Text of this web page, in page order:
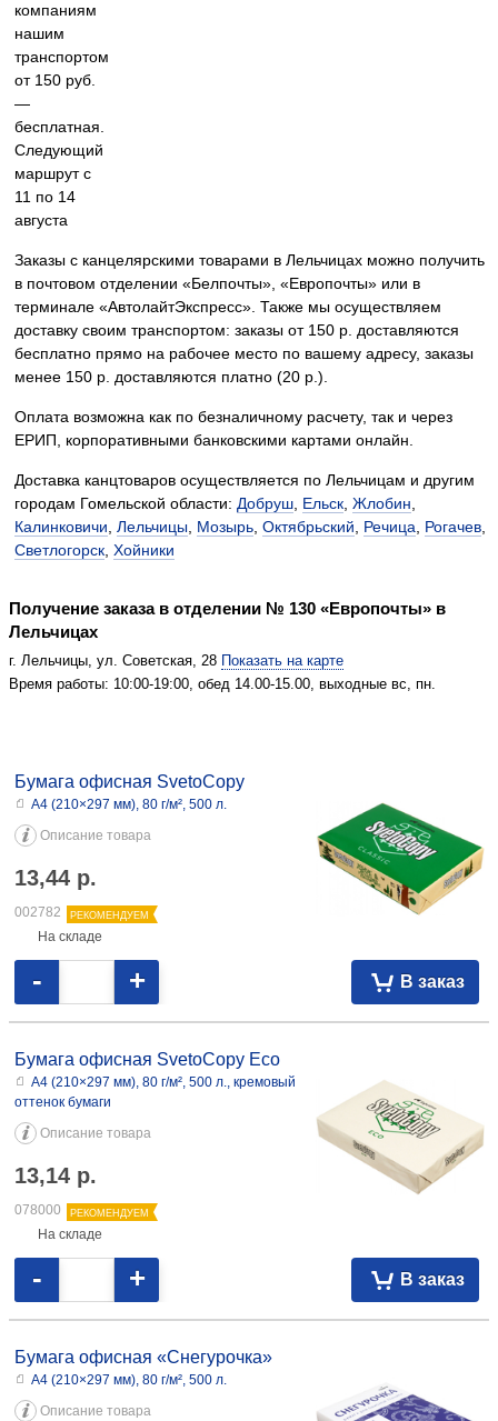
компаниям
нашим
транспортом
от 150 руб.
—
бесплатная.
Следующий
маршрут с
11 по 14
августа
Заказы с канцелярскими товарами в Лельчицах можно получить
в почтовом отделении «Белпочты», «Европочты» или в
терминале «АвтолайтЭкспресс». Также мы осуществляем
доставку своим транспортом: заказы от 150 р. доставляются
бесплатно прямо на рабочее место по вашему адресу, заказы
менее 150 р. доставляются платно (20 р.).
Оплата возможна как по безналичному расчету, так и через
ЕРИП, корпоративными банковскими картами онлайн.
Доставка канцтоваров осуществляется по Лельчицам и другим
городам Гомельской области: Добруш Ельск Жлобин
Калинковичи Лельчицы Мозырь Октябрьский Речица Рогачев
Светлогорск Хойники
Получение заказа в отделении № 130 «Европочты» в
Лельчицах
г. Лельчицы, ул. Советская, 28 Показать на карте
Время работы: 10:00-19:00, обед 14.00-15.00, выходные вс, пн.
Бумага офисная SvetoCopy
А4 (210×297 мм), 80 г/м², 500 л.
Описание товара
13,44 р.
002782 РЕКОМЕНДУЕМ
На складе
В заказ
- +
Бумага офисная SvetoCopy Eco
А4 (210×297 мм), 80 г/м², 500 л., кремовый
оттенок бумаги
Описание товара
13,14 р.
078000 РЕКОМЕНДУЕМ
На складе
В заказ
- +
Бумага офисная «Снегурочка»
А4 (210×297 мм), 80 г/м², 500 л.
Описание товара